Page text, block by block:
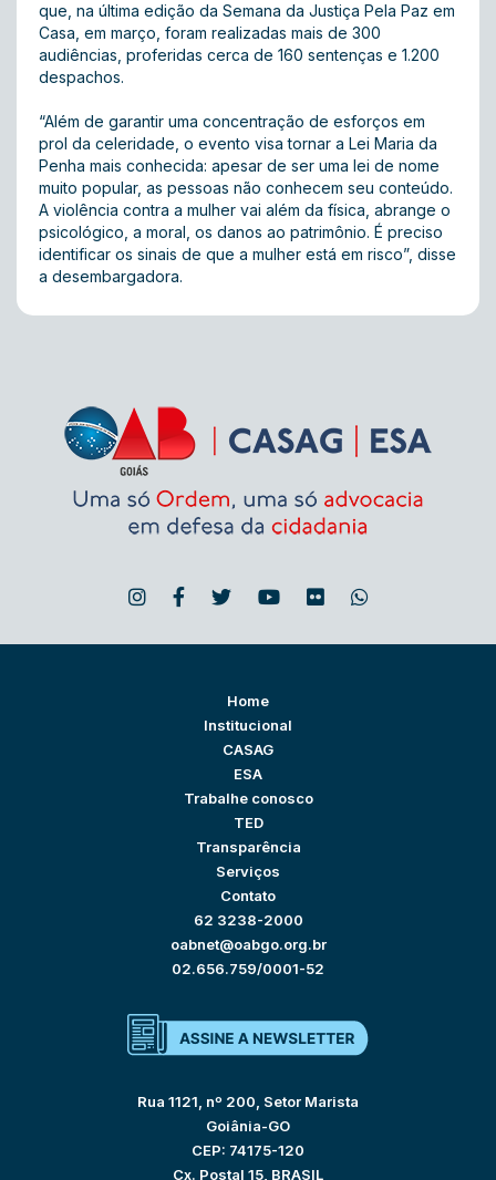
que, na última edição da Semana da Justiça Pela Paz em
Casa, em março, foram realizadas mais de 300
audiências, proferidas cerca de 160 sentenças e 1.200
despachos.
“Além de garantir uma concentração de esforços em
prol da celeridade, o evento visa tornar a Lei Maria da
Penha mais conhecida: apesar de ser uma lei de nome
muito popular, as pessoas não conhecem seu conteúdo.
A violência contra a mulher vai além da física, abrange o
psicológico, a moral, os danos ao patrimônio. É preciso
identificar os sinais de que a mulher está em risco”, disse
a desembargadora.
Home
Institucional
CASAG
ESA
Trabalhe conosco
TED
Transparência
Serviços
Contato
62 3238-2000
oabnet@oabgo.org.br
02.656.759/0001-52
Rua 1121, nº 200, Setor Marista
Goiânia-GO
CEP: 74175-120
Cx. Postal 15, BRASIL